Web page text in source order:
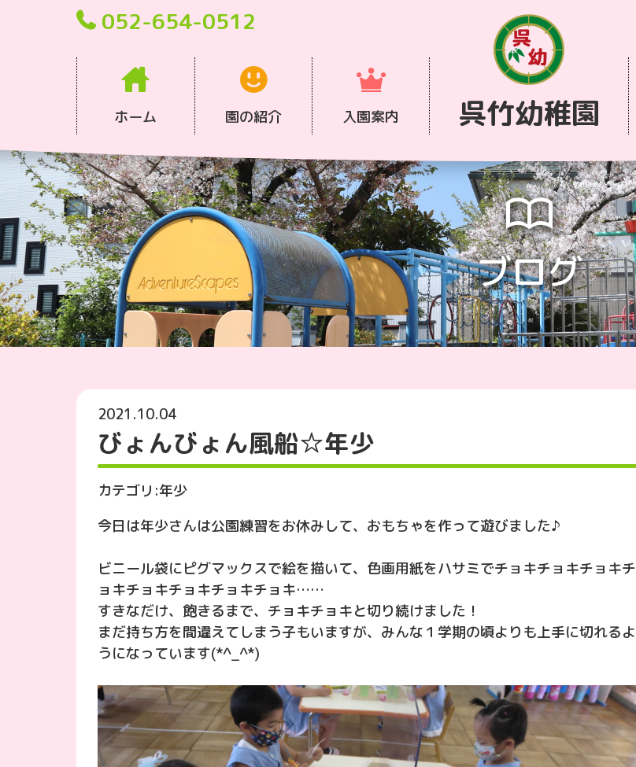
052-654-0512
呉竹幼稚園
ホーム 園の紹介 入園案内
ブログ
2021.10.04
びょんびょん風船☆年少
カテゴリ:年少
今日は年少さんは公園練習をお休みして、おもちゃを作って遊びました♪
ビニール袋にピグマックスで絵を描いて、色画用紙をハサミでチョキチョキチョキチ
ョキチョキチョキチョキチョキ……
すきなだけ、飽きるまで、チョキチョキと切り続けました！
まだ持ち方を間違えてしまう子もいますが、みんな１学期の頃よりも上手に切れるよ
うになっています(*^_^*)